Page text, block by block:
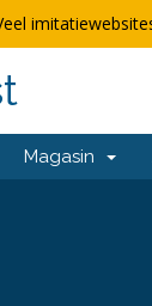
Magasin